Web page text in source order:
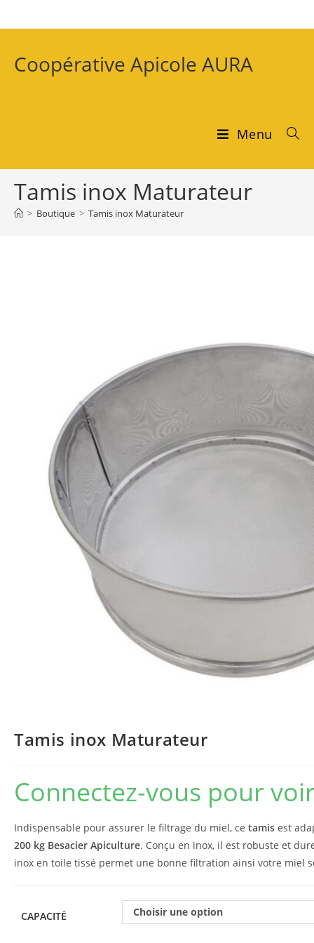
Coopérative Apicole AURA
Menu
Tamis inox Maturateur
> Boutique > Tamis inox Maturateur
Tamis inox Maturateur
Connectez-vous pour
Indispensable pour assurer le filtrage du miel, ce tamis est
200 kg Besacier Apiculture. Conçu en inox, il est robuste et
inox en toile tissé permet une bonne filtration ainsi votre miel
CAPACITÉ Choisir une option